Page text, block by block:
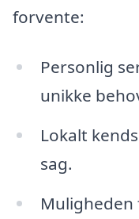
forvente:
Personlig
unikke
Lokalt
sag.